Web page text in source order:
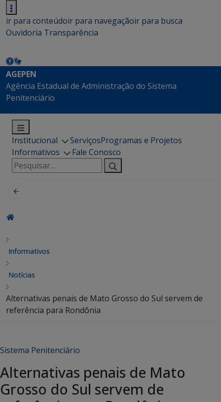
ir para conteúdoir para navegaçãoir para busca
Ouvidoria Transparência
AGEPEN
Agência Estadual de Administração do Sistema
Penitenciário
Institucional ServiçosProgramas e Projetos
Informativos
Fale Conosco
Pesquisar
por:
Informativos
Notícias
Alternativas penais de Mato Grosso do Sul servem de
referência para Rondônia
Sistema Penitenciário
Alternativas penais de Mato
Grosso do Sul servem de